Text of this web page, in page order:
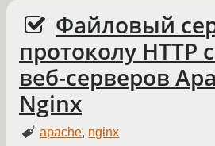
Файловый
протоколу
веб-серверов
Nginx
apache, nginx